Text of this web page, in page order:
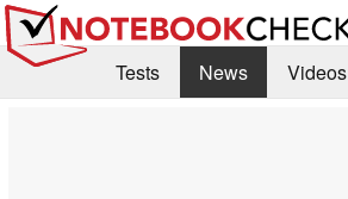
Tests News
Videos